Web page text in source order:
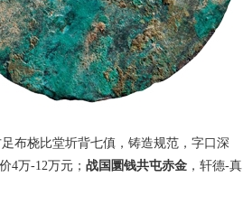
布桡比堂圻背七傎，铸造规范，字口深
4万-12万元； 战国圜钱共屯赤金 ，轩德-真